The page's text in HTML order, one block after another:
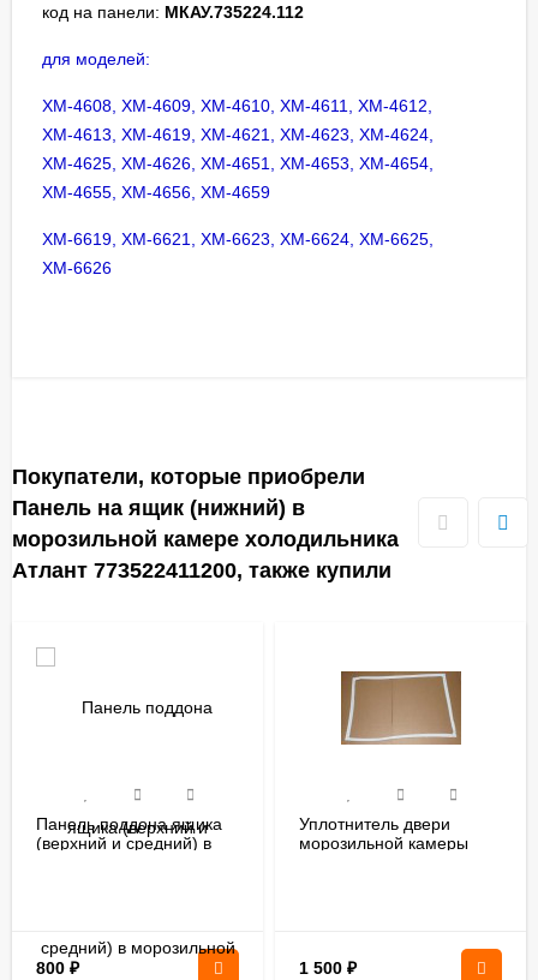
код на панели: МКАУ.735224.112
для моделей:
ХМ-4608, ХМ-4609, ХМ-4610, ХМ-4611, ХМ-4612,
ХМ-4613, ХМ-4619, ХМ-4621, ХМ-4623, ХМ-4624,
ХМ-4625, ХМ-4626, ХМ-4651, ХМ-4653, ХМ-4654,
ХМ-4655, ХМ-4656, ХМ-4659
ХМ-6619, ХМ-6621, ХМ-6623, ХМ-6624, ХМ-6625,
ХМ-6626
Покупатели, которые приобрели
Панель на ящик (нижний) в
морозильной камере холодильника
Атлант 773522411200, также купили
Панель поддона ящика
(верхний и средний) в
800 ₽
Уплотнитель двери
морозильной камеры
1 500 ₽